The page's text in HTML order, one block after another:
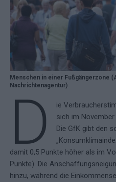
Menschen in einer Fußgängerzone
Nachrichtenagentur)
D
ie
sich im
Die GfK gibt den
damit 0,5 Punkte höher als im
Punkte). Die
hinzu, während die